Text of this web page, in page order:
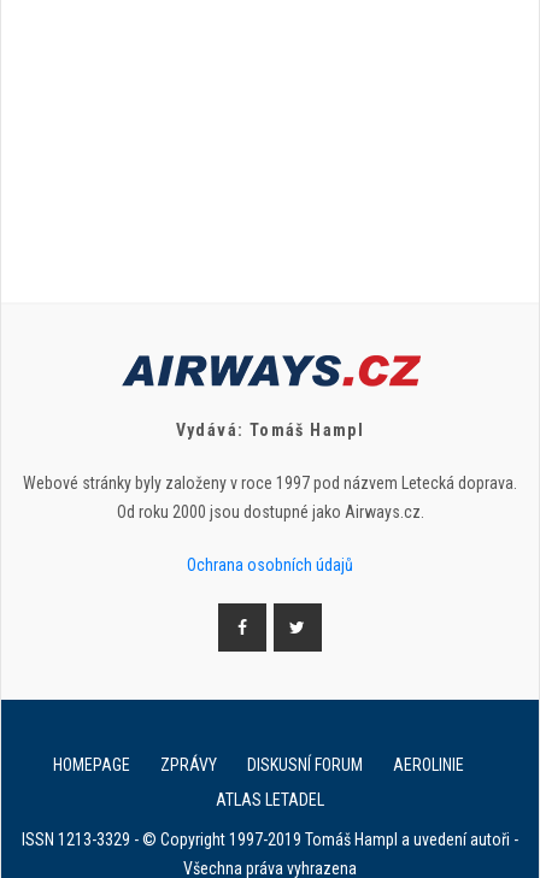
Vydává: Tomáš Hampl
Webové stránky byly založeny v roce 1997 pod názvem Letecká doprava.
Od roku 2000 jsou dostupné jako Airways.cz.
Ochrana osobních údajů
HOMEPAGE ZPRÁVY DISKUSNÍ FORUM
AEROLINIE
ATLAS LETADEL
ISSN 1213-3329 - © Copyright 1997-2019 Tomáš Hampl a uvedení autoři -
Všechna práva vyhrazena